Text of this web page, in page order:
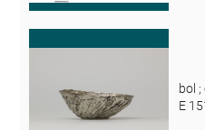
bol ;
E